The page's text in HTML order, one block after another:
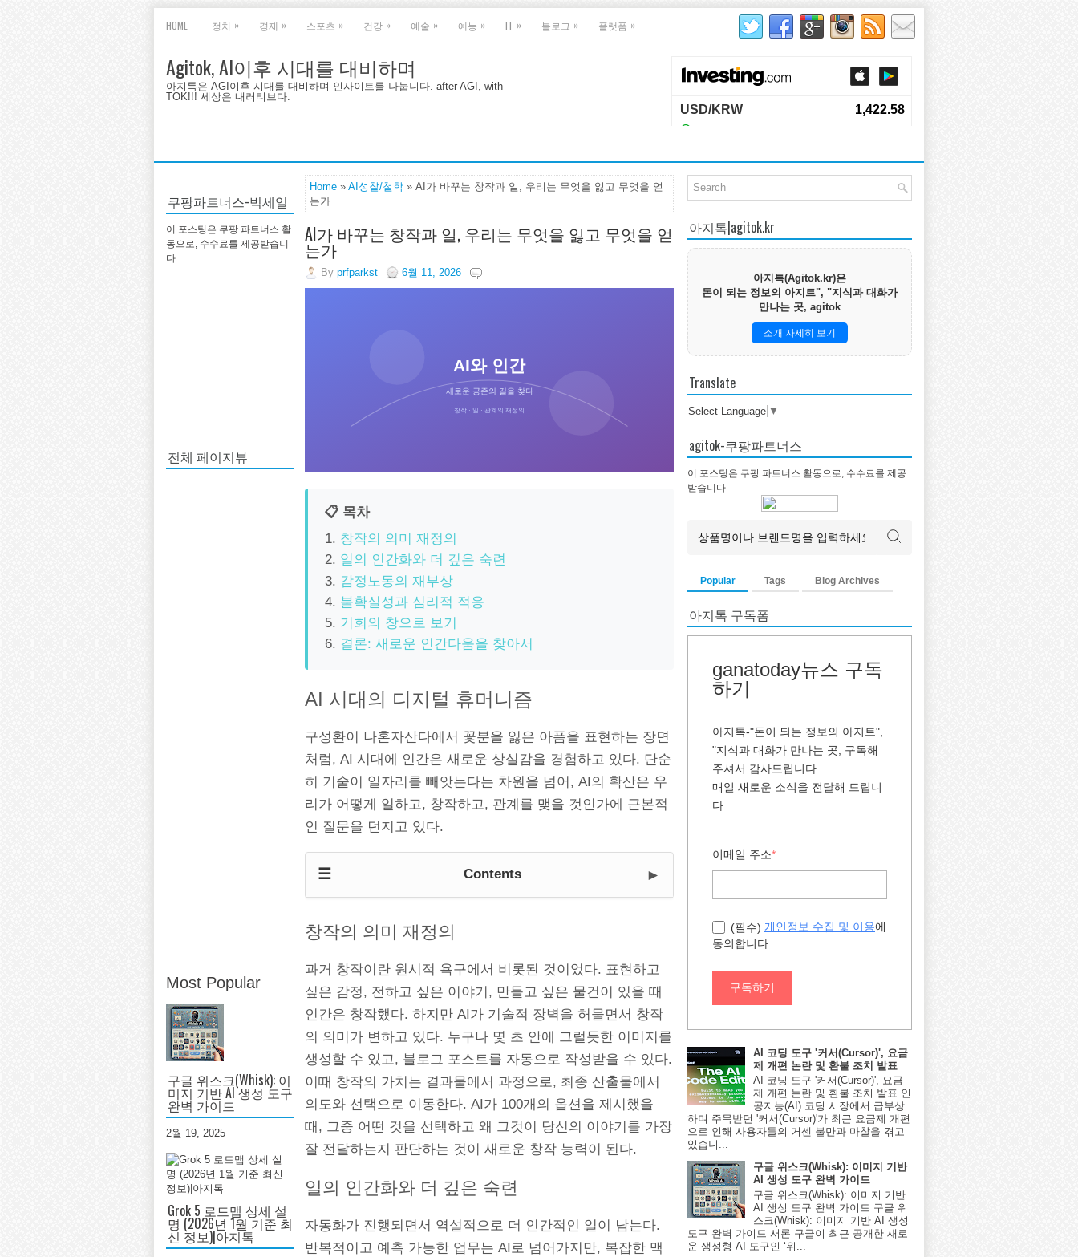
HOME 정치 » 경제 » 스포츠 » 건강 » 예술 » 예능 » IT » 블로그 » 플랫폼 »
Agitok, AI이후 시대를 대비하며
아지톡은 AGI이후 시대를 대비하며 인사이트를 나눕니다. after AGI, with
TOK!!! 세상은 내러티브다.
쿠팡파트너스-빅세일
이 포스팅은 쿠팡 파트너스 활
동으로, 수수료를 제공받습니
다
전체 페이지뷰
Most Popular
구글 위스크(Whisk): 이
미지 기반 AI 생성 도구
완벽 가이드
2월 19, 2025
Grok 5 로드맵 상세 설
명 (2026년 1월 기준 최
신 정보)|아지톡
Home » AI성찰/철학 » AI가 바꾸는 창작과 일, 우리는 무엇을 잃고 무엇을 얻
는가
AI가 바꾸는 창작과 일, 우리는 무엇을 잃고 무엇을 얻
는가
By prfparkst 6월 11, 2026
AI와 인간
새로운 공존의 길을 찾다
창작 · 일 · 관계의 재정의
📋 목차
창작의 의미 재정의
일의 인간화와 더 깊은 숙련
감정노동의 재부상
불확실성과 심리적 적응
기회의 창으로 보기
결론: 새로운 인간다움을 찾아서
AI 시대의 디지털 휴머니즘
구성환이 나혼자산다에서 꽃분을 잃은 아픔을 표현하는 장면
처럼, AI 시대에 인간은 새로운 상실감을 경험하고 있다. 단순
히 기술이 일자리를 빼앗는다는 차원을 넘어, AI의 확산은 우
리가 어떻게 일하고, 창작하고, 관계를 맺을 것인가에 근본적
인 질문을 던지고 있다.
☰ Contents ►
창작의 의미 재정의
과거 창작이란 원시적 욕구에서 비롯된 것이었다. 표현하고
싶은 감정, 전하고 싶은 이야기, 만들고 싶은 물건이 있을 때
인간은 창작했다. 하지만 AI가 기술적 장벽을 허물면서 창작
의 의미가 변하고 있다. 누구나 몇 초 안에 그럴듯한 이미지를
생성할 수 있고, 블로그 포스트를 자동으로 작성받을 수 있다.
이때 창작의 가치는 결과물에서 과정으로, 최종 산출물에서
의도와 선택으로 이동한다. AI가 100개의 옵션을 제시했을
때, 그중 어떤 것을 선택하고 왜 그것이 당신의 이야기를 가장
잘 전달하는지 판단하는 것이 새로운 창작 능력이 된다.
일의 인간화와 더 깊은 숙련
자동화가 진행되면서 역설적으로 더 인간적인 일이 남는다.
반복적이고 예측 가능한 업무는 AI로 넘어가지만, 복잡한 맥
아지톡|agitok.kr
아지톡(Agitok.kr)은
돈이 되는 정보의 아지트", "지식과 대화가
만나는 곳, agitok
소개 자세히 보기
Translate
Select Language ▼
agitok-쿠팡파트너스
이 포스팅은 쿠팡 파트너스 활동으로, 수수료를 제공
받습니다
Popular Tags Blog Archives
아지톡 구독폼
ganatoday뉴스 구독
하기
아지톡-"돈이 되는 정보의 아지트",
"지식과 대화가 만나는 곳, 구독해
주셔서 감사드립니다.
매일 새로운 소식을 전달해 드립니
다.
이메일 주소*
(필수) 개인정보 수집 및 이용에
동의합니다.
구독하기
AI 코딩 도구 '커서(Cursor)', 요금
제 개편 논란 및 환불 조치 발표
AI 코딩 도구 '커서(Cursor)', 요금
제 개편 논란 및 환불 조치 발표 인
공지능(AI) 코딩 시장에서 급부상
하며 주목받던 '커서(Cursor)'가 최근 요금제 개편
으로 인해 사용자들의 거센 불만과 마찰을 겪고
있습니...
구글 위스크(Whisk): 이미지 기반
AI 생성 도구 완벽 가이드
구글 위스크(Whisk): 이미지 기반
AI 생성 도구 완벽 가이드 구글 위
스크(Whisk): 이미지 기반 AI 생성
도구 완벽 가이드 서론 구글이 최근 공개한 새로
운 생성형 AI 도구인 ‘위...